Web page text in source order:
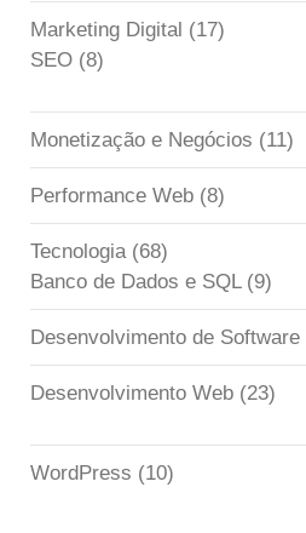
Marketing Digital (17)
SEO (8)
Monetização e Negócios (11)
Performance Web (8)
Tecnologia(68)
Banco de Dados e SQL(9)
Desenvolvimento de Software
Desenvolvimento Web (23)
WordPress (10)